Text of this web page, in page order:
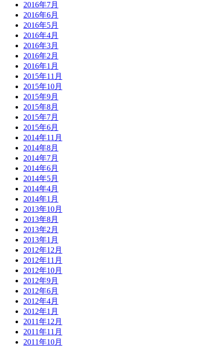
2016年7月
2016年6月
2016年5月
2016年4月
2016年3月
2016年2月
2016年1月
2015年11月
2015年10月
2015年9月
2015年8月
2015年7月
2015年6月
2014年11月
2014年8月
2014年7月
2014年6月
2014年5月
2014年4月
2014年1月
2013年10月
2013年8月
2013年2月
2013年1月
2012年12月
2012年11月
2012年10月
2012年9月
2012年6月
2012年4月
2012年1月
2011年12月
2011年11月
2011年10月